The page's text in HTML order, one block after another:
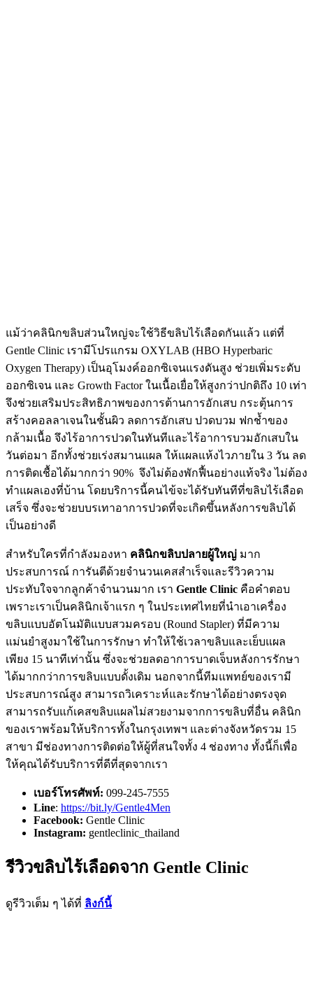
แม้ว่าคลินิกขลิบส่วนใหญ่จะใช้วิธีขลิบไร้เลือดกันแล้ว แต่ที่
Gentle Clinic เรามีโปรแกรม OXYLAB (HBO Hyperbaric
Oxygen Therapy) เป็นอุโมงค์ออกซิเจนแรงดันสูง ช่วยเพิ่มระดับ
ออกซิเจน และ Growth Factor ในเนื้อเยื่อให้สูงกว่าปกติถึง 10 เท่า
จึงช่วยเสริมประสิทธิภาพของการต้านการอักเสบ กระตุ้นการ
สร้างคอลลาเจนในชั้นผิว ลดการอักเสบ ปวดบวม ฟกช้ำของ
กล้ามเนื้อ จึงไร้อาการปวดในทันทีและไร้อาการบวมอักเสบใน
วันต่อมา อีกทั้งช่วยเร่งสมานแผล ให้แผลแห้งไวภายใน 3 วัน ลด
การติดเชื้อได้มากกว่า 90% จึงไม่ต้องพักฟื้นอย่างแท้จริง ไม่ต้อง
ทำแผลเองที่บ้าน โดยบริการนี้คนไข้จะได้รับทันทีที่ขลิบไร้เลือด
เสร็จ ซึ่งจะช่วยบบรเทาอาการปวดที่จะเกิดขึ้นหลังการขลิบได้
เป็นอย่างดี
สำหรับใครที่กำลังมองหา คลินิกขลิบปลายผู้ใหญ่ มาก
ประสบการณ์ การันตีด้วยจำนวนเคสสำเร็จและรีวิวความ
ประทับใจจากลูกค้าจำนวนมาก เรา Gentle Clinic คือคำตอบ
เพราะเราเป็นคลินิกเจ้าแรก ๆ ในประเทศไทยที่นำเอาเครื่อง
ขลิบแบบอัตโนมัติแบบสวมครอบ (Round Stapler) ที่มีความ
แม่นยำสูงมาใช้ในการรักษา ทำให้ใช้เวลาขลิบและเย็บแผล
เพียง 15 นาทีเท่านั้น ซึ่งจะช่วยลดอาการบาดเจ็บหลังการรักษา
ได้มากกว่าการขลิบแบบดั้งเดิม นอกจากนี้ทีมแพทย์ของเรามี
ประสบการณ์สูง สามารถวิเคราะห์และรักษาได้อย่างตรงจุด
สามารถรับแก้เคสขลิบแผลไม่สวยงามจากการขลิบที่อื่น คลินิก
ของเราพร้อมให้บริการทั้งในกรุงเทพฯ และต่างจังหวัดรวม 15
สาขา มีช่องทางการติดต่อให้ผู้ที่สนใจทั้ง 4 ช่องทาง ทั้งนี้ก็เพื่อ
ให้คุณได้รับบริการที่ดีที่สุดจากเรา
เบอร์โทรศัพท์: 099-245-7555
Line: https://bit.ly/Gentle4Men
Facebook: Gentle Clinic
Instagram: gentleclinic_thailand
รีวิวขลิบไร้เลือดจาก Gentle Clinic
ดูรีวิวเต็ม ๆ ได้ที่ ลิงก์นี้